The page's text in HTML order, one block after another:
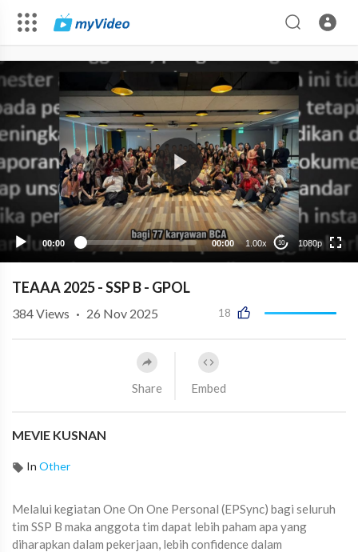
00:00 00:00 1.00x 10 1080p
1080p
720p
480p
TEAAA 2025 - SSP B - GPOL
18
384Views · 26 Nov 2025
Share Embed
MEVIE KUSNAN
In Other
Melalui kegiatan One On One Personal (EPSync) bagi seluruh
tim SSP B maka anggota tim dapat lebih paham apa yang
diharapkan dalam pekerjaan, lebih confidence dalam